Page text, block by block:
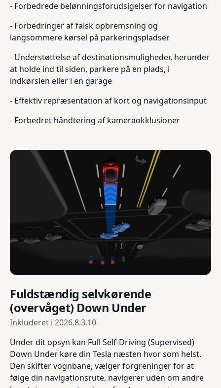
- Forbedrede belønningsforudsigelser for navigation
- Forbedringer af falsk opbremsning og
langsommere kørsel på parkeringspladser
- Understøttelse af destinationsmuligheder, herunder
at holde ind til siden, parkere på en plads, i
indkørslen eller i en garage
- Effektiv repræsentation af kort og navigationsinput
- Forbedret håndtering af kameraokklusioner
Fuldstændig selvkørende
(overvåget) Down Under
Inkluderet i 2026.8.3.10
Under dit opsyn kan Full Self-Driving (Supervised)
Down Under køre din Tesla næsten hvor som helst.
Den skifter vognbane, vælger forgreninger for at
følge din navigationsrute, navigerer uden om andre